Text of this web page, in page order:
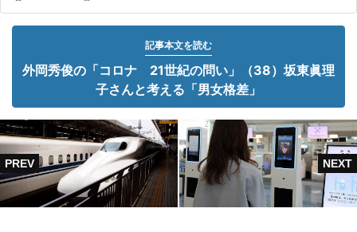
記事本文を読む
外岡秀俊の「コロナ 21世紀の問い」（38）坂東眞理
子さんと考える「男女格差」